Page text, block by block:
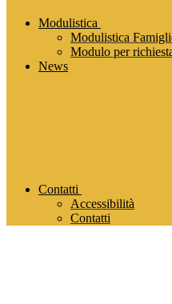
Modulistica
Modulistica
Modulo per
News
Contatti
Accessibilità
Contatti